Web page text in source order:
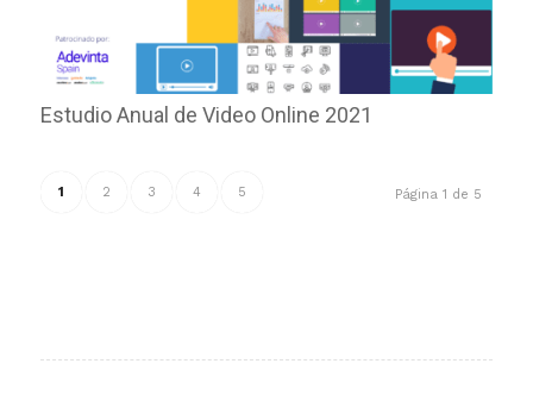
Estudio Anual de Video Online 2021
Página 1 de 5
1 2 3 4 5